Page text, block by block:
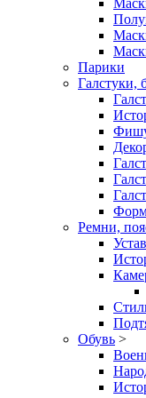
Парики
Галстуки,
Ремни,
Обувь >